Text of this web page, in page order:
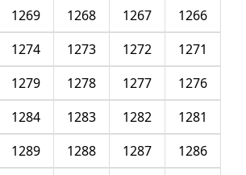
1266
1267
1268
1269
1271
1272
1273
1274
1276
1277
1278
1279
1281
1282
1283
1284
1286
1287
1288
1289